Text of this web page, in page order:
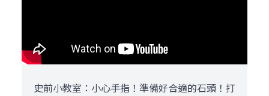
史前小教室：小心手指！準備好合適的石頭！打